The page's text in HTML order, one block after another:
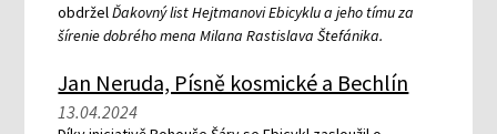
obdrželĎakovný list Hejtmanovi Ebicyklu a jeho tímu za
šírenie dobrého mena Milana Rastislava Štefánika.
Jan Neruda, Písně kosmické a Bechlín
13.04.2024